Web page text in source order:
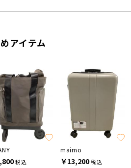
アイテム
税込
maimo
￥13,200税込